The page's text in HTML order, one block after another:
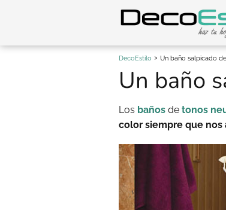
DecoEstilo Un baño salpicado
Un baño
Los baños de tonos
color siempre que nos